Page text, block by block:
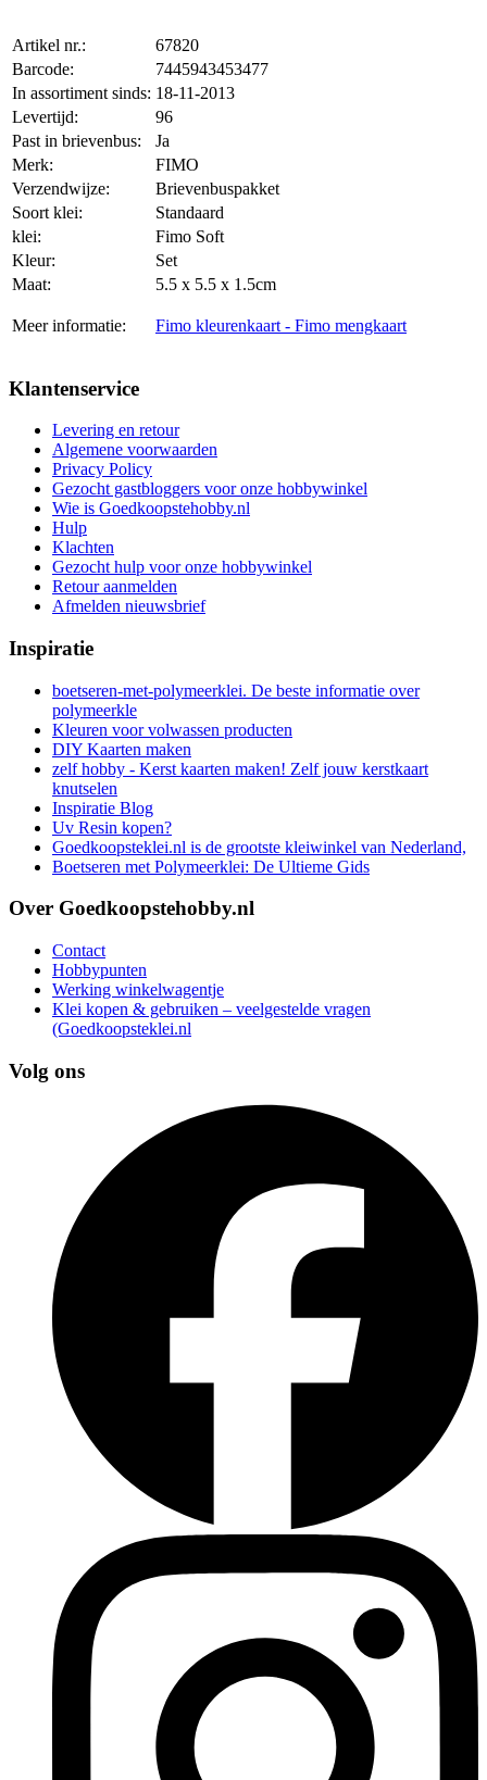
Artikel nr.:
67820
Barcode:
7445943453477
In assortiment sinds: 18-11-2013
Levertijd:
96
Past in brievenbus:
Ja
Merk:
FIMO
Verzendwijze:
Brievenbuspakket
Soort klei:
Standaard
klei:
Fimo Soft
Kleur:
Set
Maat:
5.5 x 5.5 x 1.5cm
Meer informatie: Fimo kleurenkaart - Fimo mengkaart
Klantenservice
Levering en retour
Algemene voorwaarden
Privacy Policy
Gezocht gastbloggers voor onze hobbywinkel
Wie is Goedkoopstehobby.nl
Hulp
Klachten
Gezocht hulp voor onze hobbywinkel
Retour aanmelden
Afmelden nieuwsbrief
Inspiratie
boetseren-met-polymeerklei. De beste informatie over
polymeerkle
Kleuren voor volwassen producten
DIY Kaarten maken
zelf hobby - Kerst kaarten maken! Zelf jouw kerstkaart
knutselen
Inspiratie Blog
Uv Resin kopen?
Goedkoopsteklei.nl is de grootste kleiwinkel van Nederland,
Boetseren met Polymeerklei: De Ultieme Gids
Over Goedkoopstehobby.nl
Contact
Hobbypunten
Werking winkelwagentje
Klei kopen & gebruiken – veelgestelde vragen
(Goedkoopsteklei.nl
Volg ons